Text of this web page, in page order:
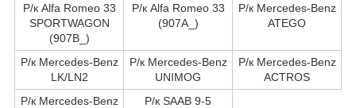
Р/к Alfa Romeo 33
SPORTWAGON
(907B_)
Р/к Alfa Romeo 33
(907A_)
Р/к Mercedes-Benz
ATEGO
Р/к Mercedes-Benz
LK/LN2
Р/к Mercedes-Benz
UNIMOG
Р/к Mercedes-Benz
ACTROS
Р/к Mercedes-Benz
Р/к SAAB 9-5